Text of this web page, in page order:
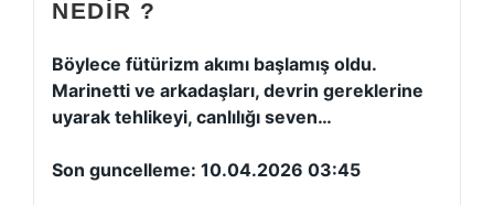
NEDIR ?
Böylece fütürizm akımı başlamış oldu.
Marinetti ve arkadaşları, devrin gereklerine
uyarak tehlikeyi, canlılığı seven…
Son guncelleme: 10.04.2026 03:45